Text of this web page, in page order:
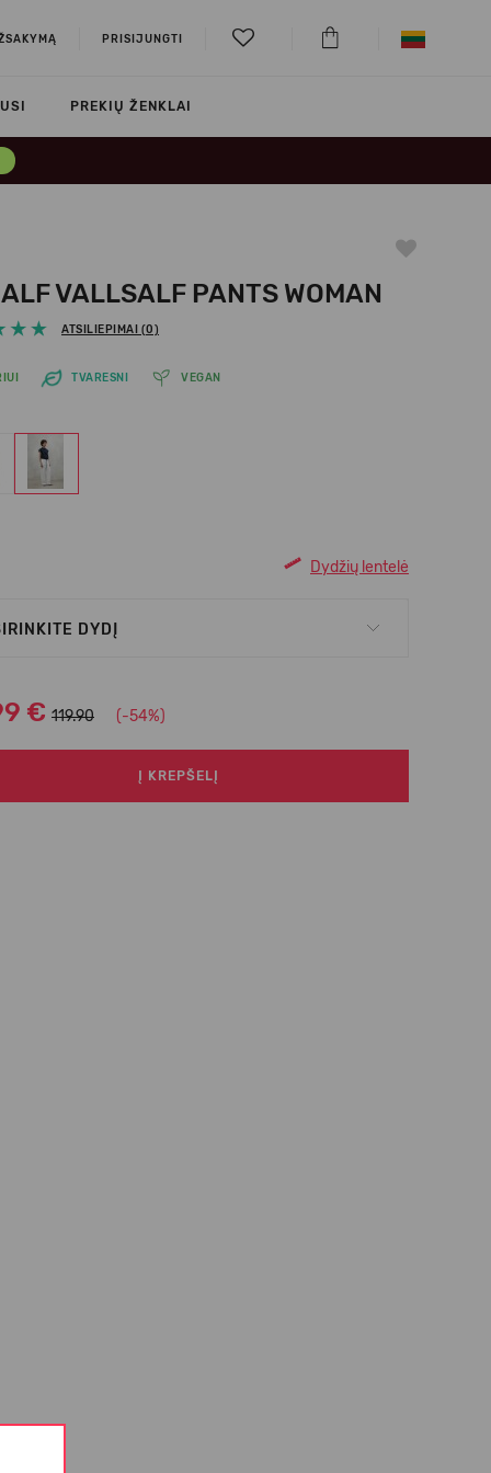
PRISIJUNGTI
PREKIŲ ŽENKLAI
VALLSALF PANTS WOMAN
ATSILIEPIMAI (0)
TVARESNI VEGAN
Dydžių lentelė
DYDĮ
€ 119.90 (-54%)
Į KREPŠELĮ